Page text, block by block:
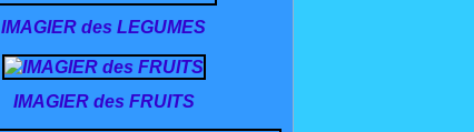
IMAGIER des LEGUMES
IMAGIER des FRUITS